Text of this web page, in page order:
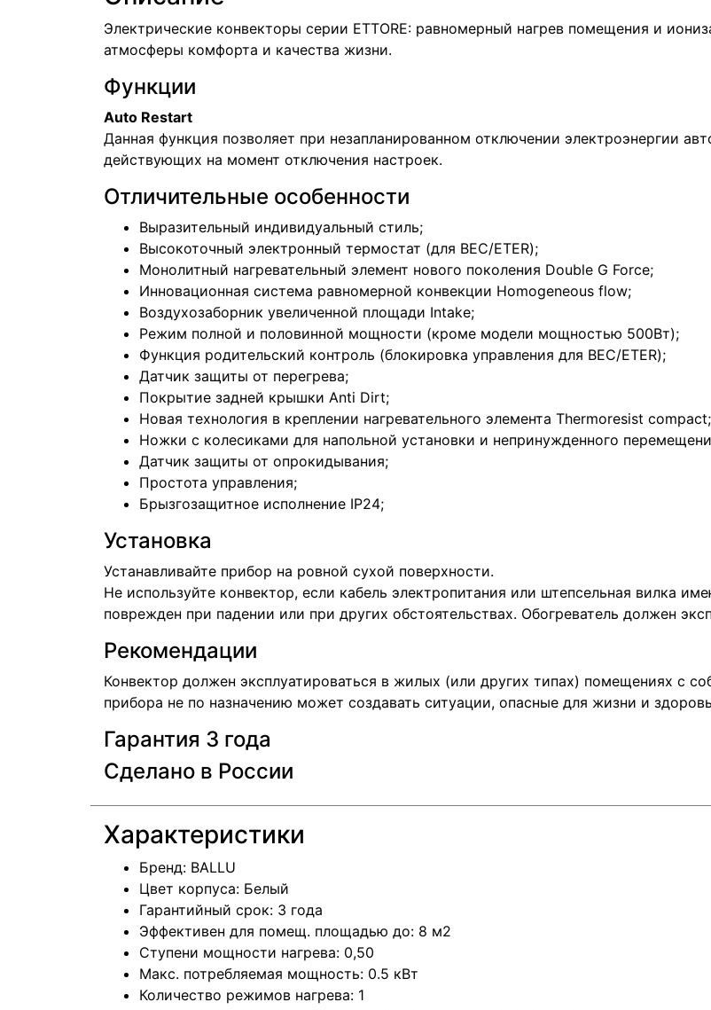
Электрические конвекторы серии ETTORE: равномерный нагрев помещения и
атмосферы комфорта и качества жизни.
Функции
Auto Restart
Данная функция позволяет при незапланированном отключении электроэнергии
действующих на момент отключения настроек.
Отличительные особенности
Выразительный индивидуальный стиль;
Высокоточный электронный термостат (для BEC/ETER);
Монолитный нагревательный элемент нового поколения Double G Force;
Инновационная система равномерной конвекции Homogeneous flow;
Воздухозаборник увеличенной площади Intake;
Режим полной и половинной мощности (кроме модели мощностью 500Вт);
Функция родительский контроль (блокировка управления для BEC/ETER);
Датчик защиты от перегрева;
Покрытие задней крышки Anti Dirt;
Новая технология в креплении нагревательного элемента Thermoresist compact;
Ножки с колесиками для напольной установки и непринужденного
Датчик защиты от опрокидывания;
Простота управления;
Брызгозащитное исполнение IP24;
Установка
Устанавливайте прибор на ровной сухой поверхности.
Не используйте конвектор, если кабель электропитания или штепсельная вилка
поврежден при падении или при других обстоятельствах. Обогреватель должен
Рекомендации
Конвектор должен эксплуатироваться в жилых (или других типах) помещениях с
прибора не по назначению может создавать ситуации, опасные для жизни и
Гарантия 3 года
Сделано в России
Характеристики
Бренд: BALLU
Цвет корпуса: Белый
Гарантийный срок: 3 года
Эффективен для помещ. площадью до: 8 м2
Ступени мощности нагрева: 0,50
Макс. потребляемая мощность: 0.5 кВт
Количество режимов нагрева: 1